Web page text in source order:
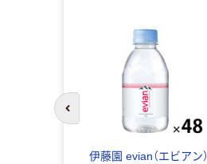
伊藤園 evian（エビアン）
前のスライドへ